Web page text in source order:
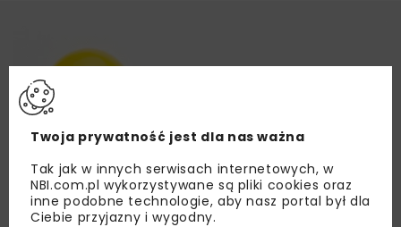
Twoja prywatność jest dla nas ważna
Tak jak w innych serwisach internetowych, w
NBI.com.pl wykorzystywane są pliki cookies oraz
inne podobne technologie, aby nasz portal był dla
Ciebie przyjazny i wygodny.